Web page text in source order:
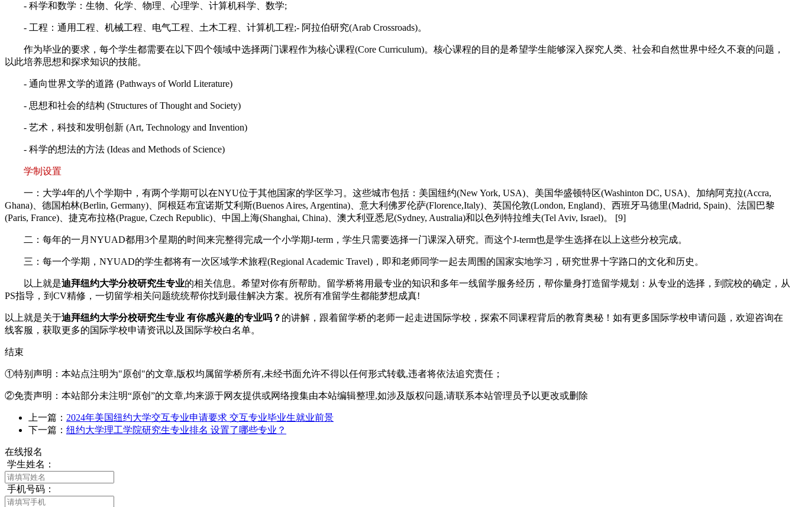
- 科学和数学：生物、化学、物理、心理学、计算机科学、数学;
- 工程：通用工程、机械工程、电气工程、土木工程、计算机工程;- 阿拉伯研究(Arab Crossroads)。
作为毕业的要求，每个学生都需要在以下四个领域中选择两门课程作为核心课程(Core Curriculum)。核心课程的目的是希望学生能够深入探究人类、社会和自然世界中经久不衰的问题，
以此培养思想和探求知识的技能。
- 通向世界文学的道路 (Pathways of World Literature)
- 思想和社会的结构 (Structures of Thought and Society)
- 艺术，科技和发明创新 (Art, Technology and Invention)
- 科学的想法的方法 (Ideas and Methods of Science)
学制设置
一：大学4年的八个学期中，有两个学期可以在NYU位于其他国家的学区学习。这些城市包括：美国纽约(New York, USA)、美国华盛顿特区(Washinton DC, USA)、加纳阿克拉(Accra,
Ghana)、德国柏林(Berlin, Germany)、阿根廷布宜诺斯艾利斯(Buenos Aires, Argentina)、意大利佛罗伦萨(Florence,Italy)、英国伦敦(London, England)、西班牙马德里(Madrid, Spain)、法国巴黎
(Paris, France)、捷克布拉格(Prague, Czech Republic)、中国上海(Shanghai, China)、澳大利亚悉尼(Sydney, Australia)和以色列特拉维夫(Tel Aviv, Israel)。 [9]
二：每年的一月NYUAD都用3个星期的时间来完整得完成一个小学期J-term，学生只需要选择一门课深入研究。而这个J-term也是学生选择在以上这些分校完成。
三：每一个学期，NYUAD的学生都将有一次区域学术旅程(Regional Academic Travel)，即和老师同学一起去周围的国家实地学习，研究世界十字路口的文化和历史。
以上就是迪拜纽约大学分校研究生专业的相关信息。希望对你有所帮助。留学桥将用最专业的知识和多年一线留学服务经历，帮你量身打造留学规划：从专业的选择，到院校的确定，从
PS指导，到CV精修，一切留学相关问题统统帮你找到最佳解决方案。祝所有准留学生都能梦想成真!
以上就是关于迪拜纽约大学分校研究生专业 有你感兴趣的专业吗？ 的讲解，跟着留学桥的老师一起走进国际学校，探索不同课程背后的教育奥秘！如有更多国际学校申请问题，欢迎咨询在
线客服 ，获取更多的国际学校申请资讯以及国际学校白名单。
结束
①特别声明：本站点注明为"原创"的文章,版权均属留学桥所有,未经书面允许不得以任何形式转载,违者将依法追究责任；
②免责声明：本站部分未注明“原创”的文章,均来源于网友提供或网络搜集由本站编辑整理,如涉及版权问题,请联系本站管理员予以更改或删除
上一篇： 2024年美国纽约大学交互专业申请要求 交互专业毕业生就业前景
下一篇： 纽约大学理工学院研究生专业排名 设置了哪些专业？
在线报名
学生姓名：
手机号码：